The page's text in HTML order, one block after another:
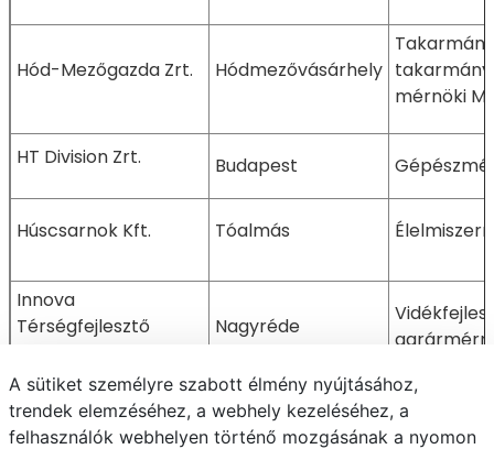
Hód-Mezőgazda Zrt. Hódmezővásárhely
mérnöki
HT Division Zrt. Budapest
Húscsarnok Kft. Tóalmás
Innova
Térségfejlesztő
Nagyréde
INVESTMENT Mérnöki
és Fővállalkozó Kft.
Kaposvár
Pénzügy
BSc
A sütiket személyre szabott élmény nyújtásához,
trendek elemzéséhez, a webhely kezeléséhez, a
felhasználók webhelyen történő mozgásának a nyomon